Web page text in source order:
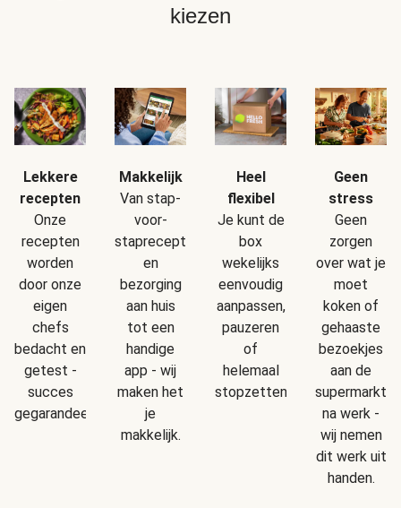
kiezen
Lekkere
recepten
Onze
recepten
worden
door onze
eigen
chefs
bedacht en
getest -
succes
gegarandeerd!
Makkelijk
Van stap-
voor-
staprecepten
en
bezorging
aan huis
tot een
handige
app - wij
maken het
je
makkelijk.
Heel
flexibel
Je kunt de
box
wekelijks
eenvoudig
aanpassen,
pauzeren
of
helemaal
stopzetten.
Geen
stress
Geen
zorgen
over wat je
moet
koken of
gehaaste
bezoekjes
aan de
supermarkt
na werk -
wij nemen
dit werk uit
handen.